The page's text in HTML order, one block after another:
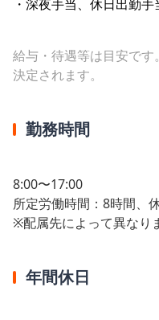
・深夜手当、休日出勤
給与・待遇等は目安で
決定されます。
勤務時間
8:00〜17:00
所定労働時間：8時間、
※配属先によって異なり
年間休日